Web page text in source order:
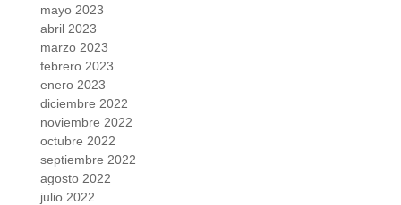
mayo 2023
abril 2023
marzo 2023
febrero 2023
enero 2023
diciembre 2022
noviembre 2022
octubre 2022
septiembre 2022
agosto 2022
julio 2022